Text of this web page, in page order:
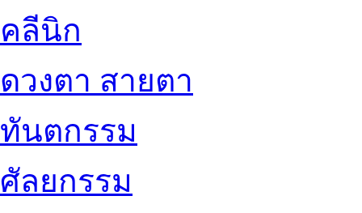
คลีนิก
ดวงตา สายตา
ทันตกรรม
ศัลยกรรม